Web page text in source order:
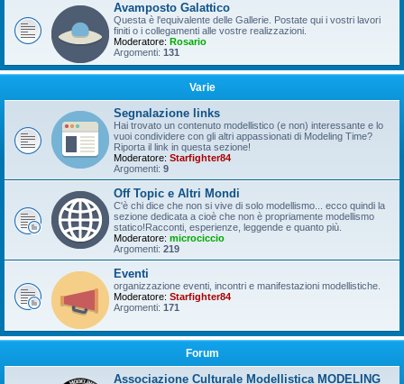
Avamposto Galattico
Questa è l'equivalente delle Gallerie. Postate qui i vostri lavori
finiti o i collegamenti alle vostre realizzazioni.
Moderatore: Rosario
Argomenti: 131
Varie
Segnalazione links
Hai trovato un contenuto modellistico (e non) interessante e lo
vuoi condividere con gli altri appassionati di Modeling Time?
Riporta il link in questa sezione!
Moderatore: Starfighter84
Argomenti: 9
Off Topic e Altri Mondi
C'è chi dice che non si vive di solo modellismo... ecco quindi la
sezione dedicata a cioè che non è propriamente modellismo
statico!Racconti, esperienze, leggende e quanto più.
Moderatore: microciccio
Argomenti: 219
Eventi
organizzazione eventi, incontri e manifestazioni modellistiche.
Moderatore: Starfighter84
Argomenti: 171
Forum
Associazione Culturale Modellistica MODELING